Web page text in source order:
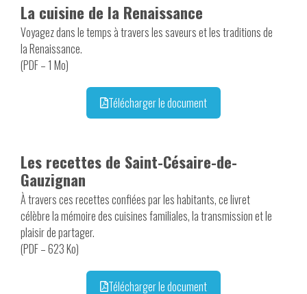
La cuisine de la Renaissance
Voyagez dans le temps à travers les saveurs et les traditions de
la Renaissance.
(PDF – 1 Mo)
Télécharger le document
Les recettes de Saint-Césaire-de-
Gauzignan
À travers ces recettes confiées par les habitants, ce livret
célèbre la mémoire des cuisines familiales, la transmission et le
plaisir de partager.
(PDF – 623 Ko)
Télécharger le document